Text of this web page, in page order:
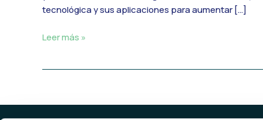
tecnológica y sus aplicaciones para aumentar […]
Leer más »